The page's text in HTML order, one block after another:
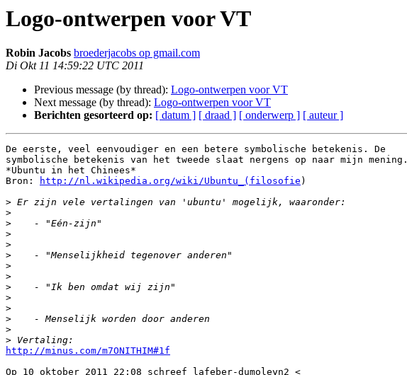
Logo-ontwerpen voor VT
Robin Jacobs broederjacobs op gmail.com
Di Okt 11 14:59:22 UTC 2011
Previous message (by thread): Logo-ontwerpen voor VT
Next message (by thread): Logo-ontwerpen voor VT
Berichten gesorteerd op: [ datum ] [ draad ] [ onderwerp ] [ auteur ]
De eerste, veel eenvoudiger en een betere symbolische betekenis. De
symbolische betekenis van het tweede slaat nergens op naar mijn mening.
*Ubuntu in het Chinees*
Bron:
http://nl.wikipedia.org/wiki/Ubuntu_(filosofie )
>
>
>
>
>
>
>
>
>
>
>
>
>
>
http://minus.com/m7ONITHIM#1f